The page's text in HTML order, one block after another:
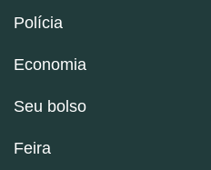
Polícia
Economia
Seu bolso
Feira